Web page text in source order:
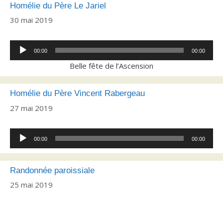
Homélie du Père Le Jariel
30 mai 2019
Lecteur
audio
00:00 00:00
Belle fête de l’Ascension
Homélie du Père Vincent Rabergeau
27 mai 2019
Lecteur
audio
00:00 00:00
Randonnée paroissiale
25 mai 2019